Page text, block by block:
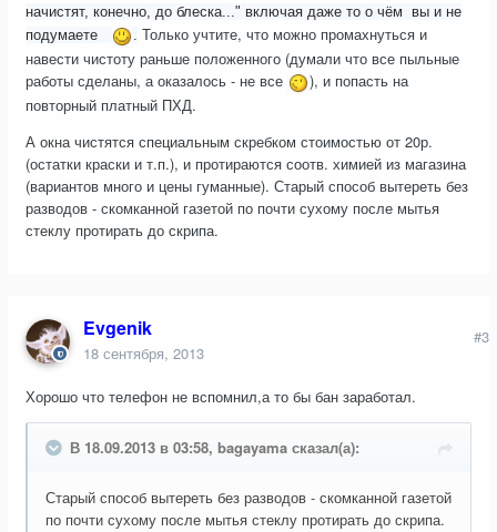
начистят, конечно, до блеска..." включая даже то о чём вы и не
подумаете
. Только учтите, что можно промахнуться и
навести чистоту раньше положенного (думали что все пыльные
работы сделаны, а оказалось - не все
), и попасть на
повторный платный ПХД.
А окна чистятся специальным скребком стоимостью от 20р.
(остатки краски и т.п.), и протираются соотв. химией из магазина
(вариантов много и цены гуманные). Старый способ вытереть без
разводов - скомканной газетой по почти сухому после мытья
стеклу протирать до скрипа.
Evgenik
18 сентября, 2013
#3
Хорошо что телефон не вспомнил,а то бы бан заработал.
В 18.09.2013 в 03:58, bagayama сказал(а):
Старый способ вытереть без разводов - скомканной газетой
по почти сухому после мытья стеклу протирать до скрипа.